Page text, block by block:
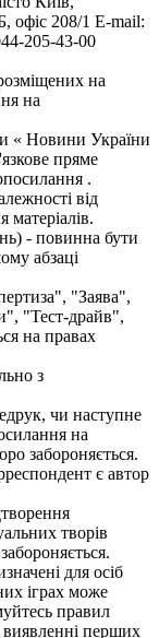
208/1 E-mail:
205-43-00
на
на
« Новини України
пряме
.
від
матеріалів.
- повинна бути
абзаці
"Заява",
"Тест-драйв",
на правах
з
чи наступне
на
забороняється.
є автор
творів
для осіб
іграх може
правил
виявленні перших